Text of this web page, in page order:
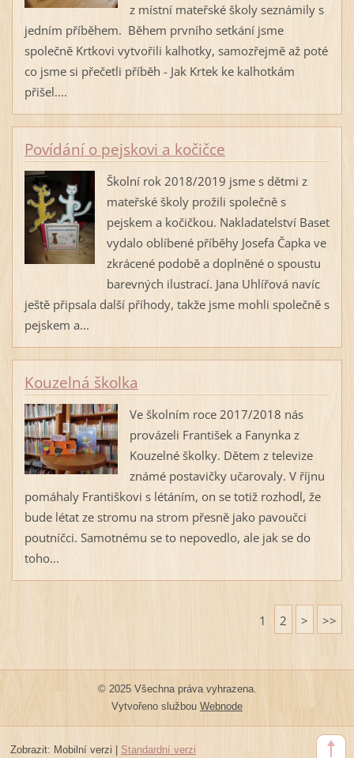
z místní mateřské školy seznámily s
jedním příběhem. Během prvního setkání jsme
společně Krtkovi vytvořili kalhotky, samozřejmě až poté
co jsme si přečetli příběh - Jak Krtek ke kalhotkám
přišel....
Povídání o pejskovi a kočičce
Školní rok 2018/2019 jsme s dětmi z
mateřské školy prožili společně s
pejskem a kočičkou. Nakladatelství Baset
vydalo oblíbené příběhy Josefa Čapka ve
zkrácené podobě a doplněné o spoustu
barevných ilustrací. Jana Uhlířová navíc
ještě připsala další příhody, takže jsme mohli společně s
pejskem a...
Kouzelná školka
Ve školním roce 2017/2018 nás
provázeli František a Fanynka z
Kouzelné školky. Dětem z televize
známé postavičky učarovaly. V říjnu
pomáhaly Františkovi s létáním, on se totiž rozhodl, že
bude létat ze stromu na strom přesně jako pavoučci
poutníčci. Samotnému se to nepovedlo, ale jak se do
toho...
1 2 > >>
© 2025 Všechna práva vyhrazena.
Vytvořeno službou Webnode
Zobrazit: Mobilní verzi Standardní verzi